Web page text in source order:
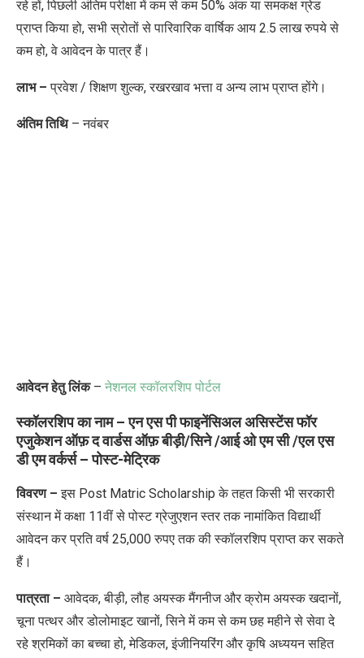
रहे हों, पिछली अंतिम परीक्षा में कम से कम 50% अंक या समकक्ष ग्रेड
प्राप्त किया हो, सभी स्रोतों से पारिवारिक वार्षिक आय 2.5 लाख रुपये से
कम हो, वे आवेदन के पात्र हैं।
लाभ – प्रवेश / शिक्षण शुल्क, रखरखाव भत्ता व अन्य लाभ प्राप्त होंगे।
अंतिम तिथि– नवंबर
आवेदन हेतु लिंक– नेशनल स्कॉलरशिप पोर्टल
स्कॉलरशिप का नाम – एन एस पी फाइनेंसिअल असिस्टेंस फॉर
एजुकेशन ऑफ़ द वार्डस ऑफ़ बीड़ी/सिने /आई ओ एम सी /एल एस
डी एम वर्कर्स – पोस्ट-मेट्रिक
विवरण –इस Post Matric Scholarship के तहत किसी भी सरकारी
संस्थान में कक्षा 11वीं से पोस्ट ग्रेजुएशन स्तर तक नामांकित विद्यार्थी
आवेदन कर प्रति वर्ष 25,000 रुपए तक की स्कॉलरशिप प्राप्त कर सकते
हैं।
पात्रता – आवेदक, बीड़ी, लौह अयस्क मैंगनीज और क्रोम अयस्क खदानों,
चूना पत्थर और डोलोमाइट खानों, सिने में कम से कम छह महीने से सेवा दे
रहे श्रमिकों का बच्चा हो, मेडिकल, इंजीनियरिंग और कृषि अध्ययन सहित